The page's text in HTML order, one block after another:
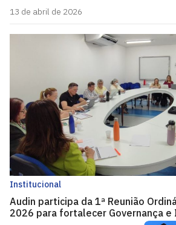
13 de abril de 2026
Institucional
Audin participa da 1ª Reunião
2026 para fortalecer Governança